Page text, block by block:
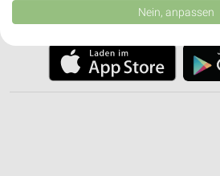
JETZT LADEN UND
Daten können außerhalb der Europäischen
USA gesendet werden.
Website/App.
Partnerliste anzeigen (1 IAB-Anbieter)
Nein, anpassen